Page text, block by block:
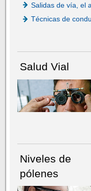
Salidas de vía, el
Técnicas de
Salud Vial
Niveles de
pólenes